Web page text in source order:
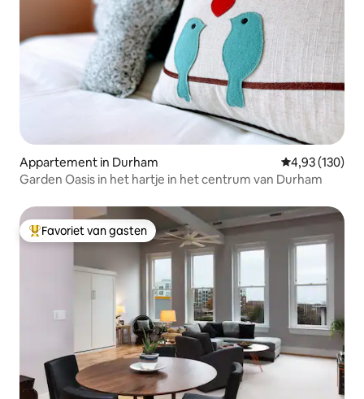
Appartement in Durham Gemiddelde
4,93 (130)
Garden Oasis in het hartje in het centrum van Durham
Topfavoriet van gasten
Favoriet van gasten